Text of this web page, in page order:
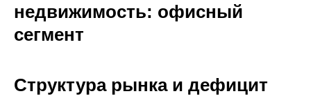
недвижимость: офисный
сегмент
Структура рынка и дефицит